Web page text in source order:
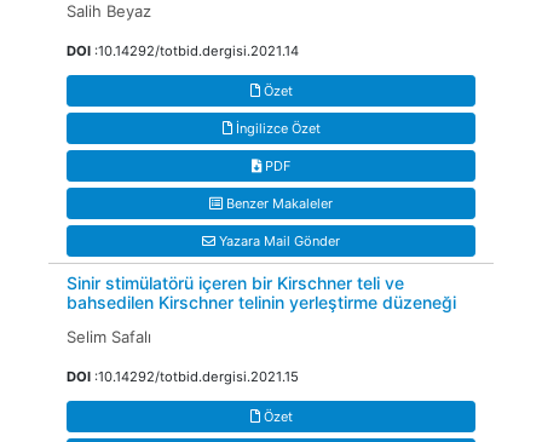
Salih Beyaz
DOI :10.14292/totbid.dergisi.2021.14
Özet
İngilizce Özet
PDF
Benzer Makaleler
Yazara Mail Gönder
Sinir stimülatörü içeren bir Kirschner teli ve
bahsedilen Kirschner telinin yerleştirme düzeneği
Selim Safalı
DOI :10.14292/totbid.dergisi.2021.15
Özet